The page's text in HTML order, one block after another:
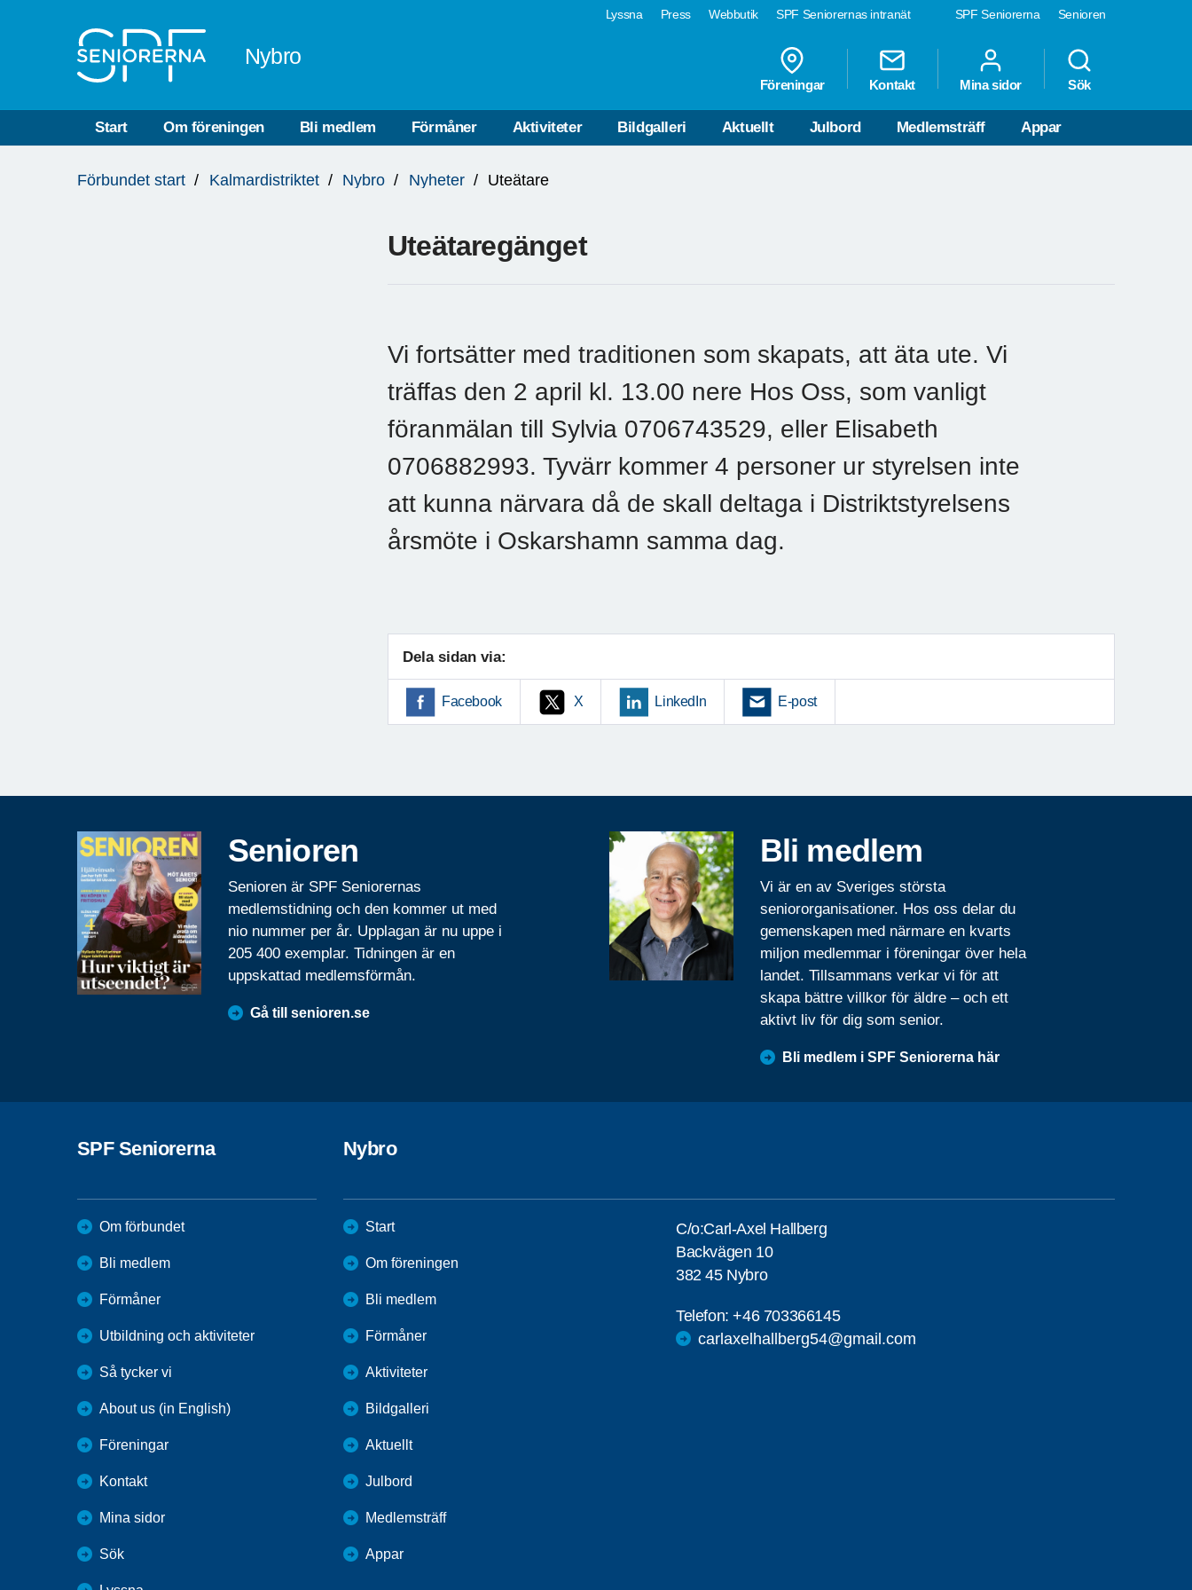
SPF Seniorerna Senioren
Lyssna Press Webbutik SPF Seniorernas intranät
Nybro
Föreningar Kontakt Mina sidor Sök
Start Om föreningen Bli medlem Förmåner Aktiviteter Bildgalleri Aktuellt Julbord Medlemsträff Appar
är
Förbundet start Kalmardistriktet Nybro Nyheter Uteätare
Uteätaregänget
Vi fortsätter med traditionen som skapats, att äta ute. Vi
träffas den 2 april kl. 13.00 nere Hos Oss, som vanligt
föranmälan till Sylvia 0706743529, eller Elisabeth
0706882993. Tyvärr kommer 4 personer ur styrelsen inte
att kunna närvara då de skall deltaga i Distriktstyrelsens
årsmöte i Oskarshamn samma dag.
Dela sidan via:
Facebook X LinkedIn E-post
Senioren
Senioren är SPF Seniorernas
medlemstidning och den kommer ut med
nio nummer per år. Upplagan är nu uppe i
205 400 exemplar. Tidningen är en
uppskattad medlemsförmån.
Gå till senioren.se
Bli medlem
Vi är en av Sveriges största
seniororganisationer. Hos oss delar du
gemenskapen med närmare en kvarts
miljon medlemmar i föreningar över hela
landet. Tillsammans verkar vi för att
skapa bättre villkor för äldre – och ett
aktivt liv för dig som senior.
Bli medlem i SPF Seniorerna här
SPF Seniorerna
Om förbundet
Bli medlem
Förmåner
Utbildning och aktiviteter
Så tycker vi
About us (in English)
Föreningar
Kontakt
Mina sidor
Sök
Nybro
Start
Om föreningen
Bli medlem
Förmåner
Aktiviteter
Bildgalleri
Aktuellt
Julbord
Medlemsträff
Appar
C/o:Carl-Axel Hallberg
Backvägen 10
382 45 Nybro
Telefon:+46 703366145
carlaxelhallberg54@gmail.com